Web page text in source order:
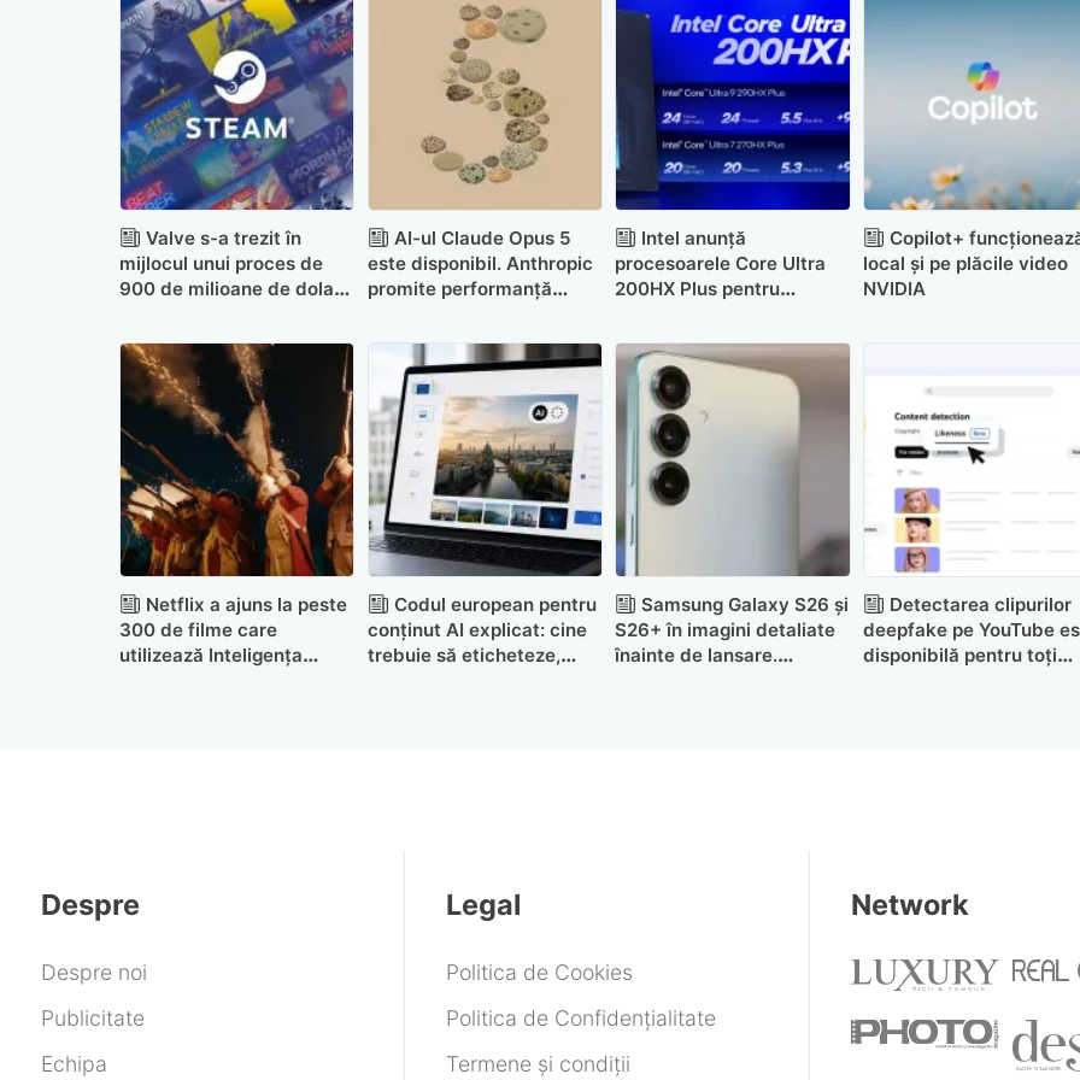
Valve s-a trezit în
mijlocul unui proces de
900 de milioane de dolari
AI-ul Claude Opus 5
este disponibil. Anthropic
promite performanță
față de Fable 5
Intel anunță
procesoarele Core Ultra
200HX Plus pentru
înaltă performanță
Copilot+
local și pe plăcile video
NVIDIA
Netflix a ajuns la peste
300 de filme care
utilizează Inteligența
Codul european pentru
conținut AI explicat: cine
trebuie să eticheteze,
Samsung Galaxy S26 și
S26+ în imagini detaliate
înainte de lansare.
Detectarea clipurilor
deepfake pe YouTube
disponibilă pentru toți
Despre
Despre noi
Publicitate
Echipa
Legal
Politica de Cookies
Politica de Confidențialitate
Termene și condiții
Network